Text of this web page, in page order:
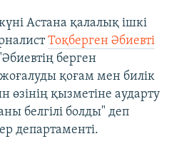
Астана қалалық ішкі
Тоқберген Әбиевті
берген
жоғалуды қоғам мен билік
қызметіне аударту
белгілі болды" деп
департаменті.